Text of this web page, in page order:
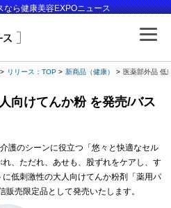
なら健康美容EXPOニュース
リリース：TOP 新商品（健康） 医薬部外品 低
向けてんか粉 を発売/バス
護のシーンに役立つ「悠々と快適なセル
、ただれ、あせも、股ずれをケアし、す
低刺激性の大人向けてんか粉剤「薬用パ
売限定品として発売いたします。